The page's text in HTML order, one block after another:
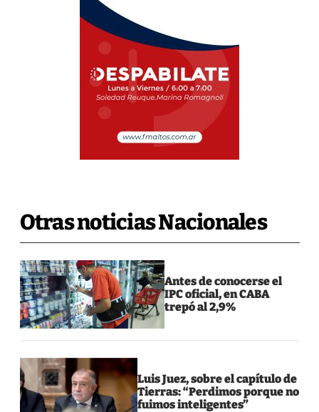
Otras noticias Nacionales
Antes de conocerse el
IPC oficial, en CABA
trepó al 2,9%
Luis Juez, sobre el capítulo de
Tierras: “Perdimos porque no
fuimos inteligentes”